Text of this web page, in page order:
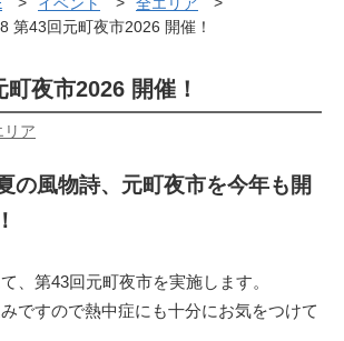
第43回元町夜市2026 開催！
夜市2026 開催！
リア
の風物詩、元町夜市を今年も開
、第43回元町夜市を実施します。
ですので熱中症にも十分にお気をつけて